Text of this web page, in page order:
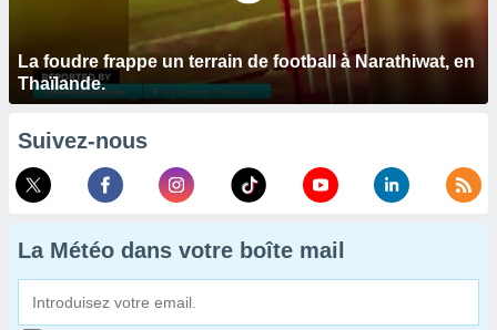
La foudre frappe un terrain de football à Narathiwat, en
Thaïlande.
Suivez-nous
La Météo dans votre boîte mail